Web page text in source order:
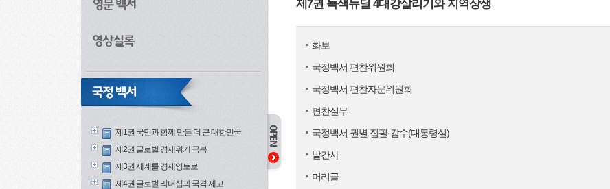
제1권 국민과 함께 만든 더 큰 대한민국
제2권 글로벌 경제위기 극복
제3권 세계를 경제영토로
제4권 글로벌 리더십과 국격 제고
제7권 녹색뉴딜 4대강살리기와 지역상생
화보
국정백서 편찬위원회
국정백서 편찬자문위원회
편찬실무
국정백서 권별 집필·감수(대통령실)
발간사
머리글